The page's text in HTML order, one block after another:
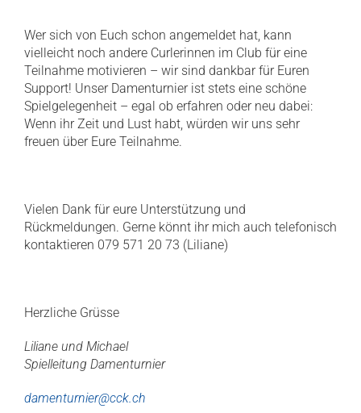
Wer sich von Euch schon angemeldet hat, kann
vielleicht noch andere Curlerinnen im Club für eine
Teilnahme motivieren – wir sind dankbar für Euren
Support! Unser Damenturnier ist stets eine schöne
Spielgelegenheit – egal ob erfahren oder neu dabei:
Wenn ihr Zeit und Lust habt, würden wir uns sehr
freuen über Eure Teilnahme.
Vielen Dank für eure Unterstützung und
Rückmeldungen. Gerne könnt ihr mich auch telefonisch
kontaktieren 079 571 20 73 (Liliane)
Herzliche Grüsse
Liliane und Michael
Spielleitung Damenturnier
damenturnier@cck.ch